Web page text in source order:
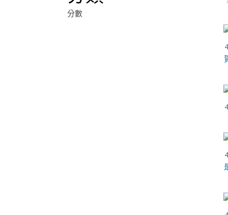
分數